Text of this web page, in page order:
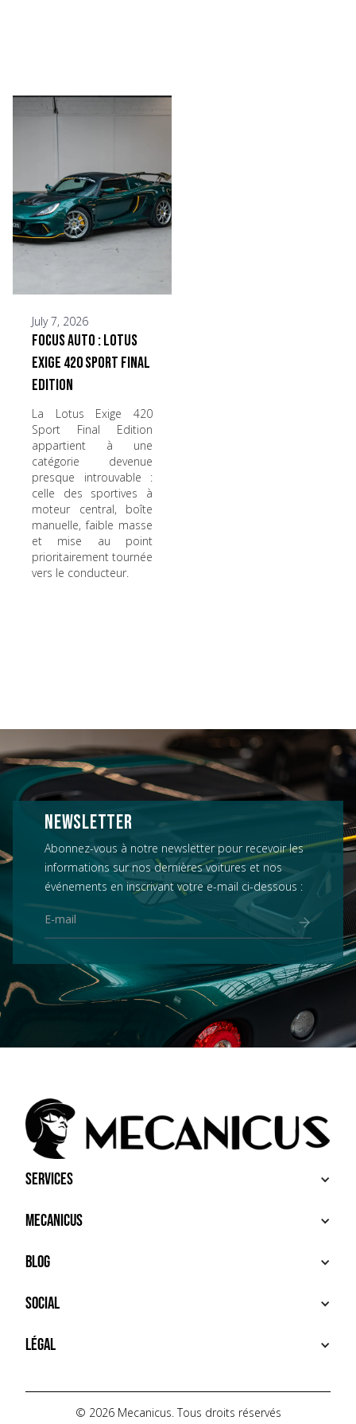
July 7, 2026
Focus Auto : Lotus
Exige 420 Sport Final
Edition
La Lotus Exige 420
Sport Final Edition
appartient à une
catégorie devenue
presque introuvable :
celle des sportives à
moteur central, boîte
manuelle, faible masse
et mise au point
prioritairement tournée
vers le conducteur.
NEWSLETTER
Abonnez-vous à notre newsletter pour recevoir les
informations sur nos dernières voitures et nos
événements en inscrivant votre e-mail ci-dessous :
Services
ACHETER
VENDRE
SERVICES PREMIUM
Mecanicus
À PROPOS
HOUSE MECANICUS
CONTACT
Blog
NEWS
VIDÉOS
AUTOPÉDIA
Social
INSTAGRAM
TIKTOK
YOUTUBE
Légal
POLITIQUE DE CONFIDENTIALITÉ
© 2026 Mecanicus. Tous droits réservés